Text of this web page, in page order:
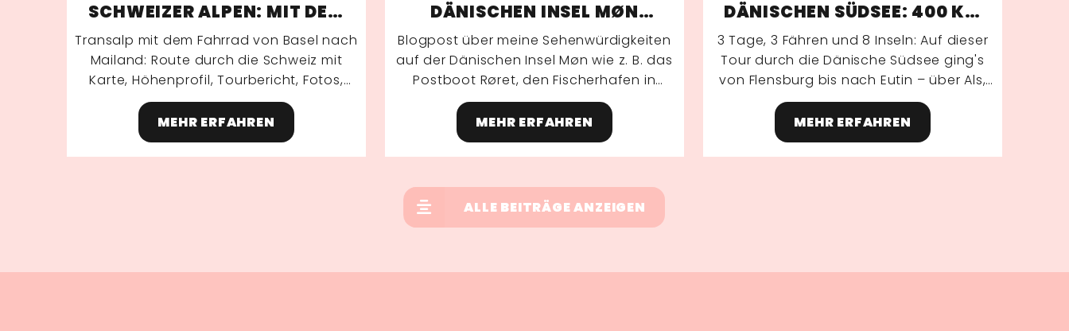
SCHWEIZER ALPEN: MIT DEM
FAHRRAD VON BASEL NACH
MAILAND
Transalp mit dem Fahrrad von Basel nach
Mailand: Route durch die Schweiz mit
Karte, Höhenprofil, Tourbericht, Fotos,
Packliste und Tipps zu Verpflegung und
Planung.
MEHR ERFAHREN
DÄNISCHEN INSEL MØN
UNTERNEHMEN
Blogpost über meine Sehenwürdigkeiten
auf der Dänischen Insel Møn wie z. B. das
Postboot Røret, den Fischerhafen in
Klintholm oder die Insel Nyord.
MEHR ERFAHREN
DÄNISCHEN SÜDSEE: 400 KM
INSELHOPPING VON
FLENSBURG BIS EUTIN
3 Tage, 3 Fähren und 8 Inseln: Auf dieser
Tour durch die Dänische Südsee ging's
von Flensburg bis nach Eutin – über Als,
Fyn, Sjælland, Møn, Bogø, Falster, Lolland
und schließlich Fehmarn.
MEHR ERFAHREN
ALLE BEITRÄGE ANZEIGEN